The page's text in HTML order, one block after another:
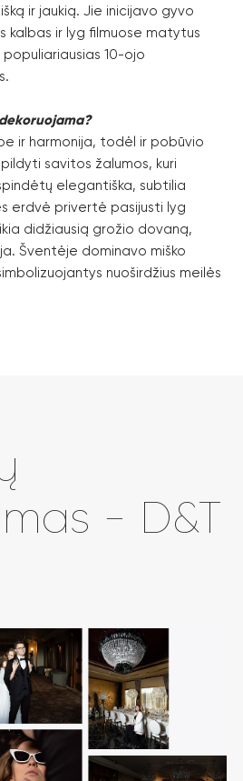
ir jaukią. Jie inicijavo gyvo
kalbas ir lyg filmuose matytus
10-ojo
ir harmonija, todėl ir pobūvio
savitos žalumos, kuri
elegantiška, subtilia
erdvė privertė pasijusti lyg
didžiausią grožio dovaną,
Šventėje dominavo miško
nuoširdžius meilės
- D&T